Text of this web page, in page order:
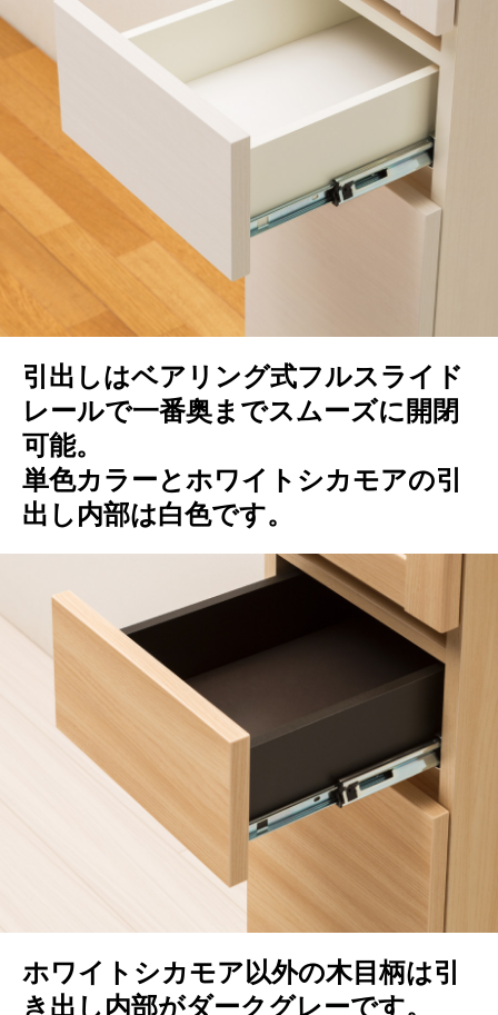
引出しはベアリング式フルスライド
レールで一番奥までスムーズに開閉
可能。
単色カラーとホワイトシカモアの引
出し内部は白色です。
ホワイトシカモア以外の木目柄は引
き出し内部がダークグレーです。